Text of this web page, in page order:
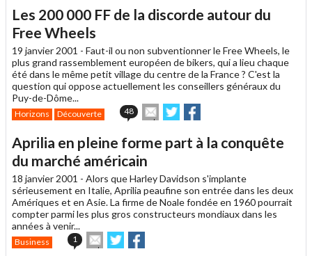
à
Les 200 000 FF de la discorde autour du
Free Wheels
19 janvier 2001 - Faut-il ou non subventionner le Free Wheels, le
plus grand rassemblement européen de bikers, qui a lieu chaque
été dans le même petit village du centre de la France ? C'est la
question qui oppose actuellement les conseillers généraux du
Puy-de-Dôme...
Horizons Découverte 48
Envoyer
cet
à
un
ami
Partager
sur sur
Aprilia en pleine forme part à la conquête
du marché américain
18 janvier 2001 - Alors que Harley Davidson s'implante
sérieusement en Italie, Aprilia peaufine son entrée dans les deux
Amériques et en Asie. La firme de Noale fondée en 1960 pourrait
compter parmi les plus gros constructeurs mondiaux dans les
années à venir...
Business 1
Envoyer
cet
Partager
sur sur